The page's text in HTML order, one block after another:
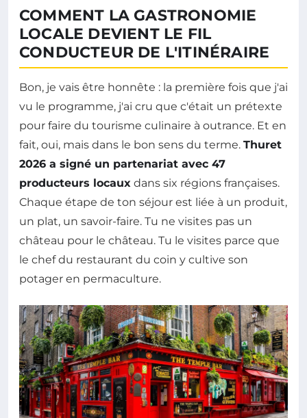
COMMENT LA GASTRONOMIE
LOCALE DEVIENT LE FIL
CONDUCTEUR DE L'ITINÉRAIRE
Bon, je vais être honnête : la première fois que j'ai
vu le programme, j'ai cru que c'était un prétexte
pour faire du tourisme culinaire à outrance. Et en
fait, oui, mais dans le bon sens du terme. Thuret
2026 a signé un partenariat avec 47
producteurs locaux dans six régions françaises.
Chaque étape de ton séjour est liée à un produit,
un plat, un savoir-faire. Tu ne visites pas un
château pour le château. Tu le visites parce que
le chef du restaurant du coin y cultive son
potager en permaculture.